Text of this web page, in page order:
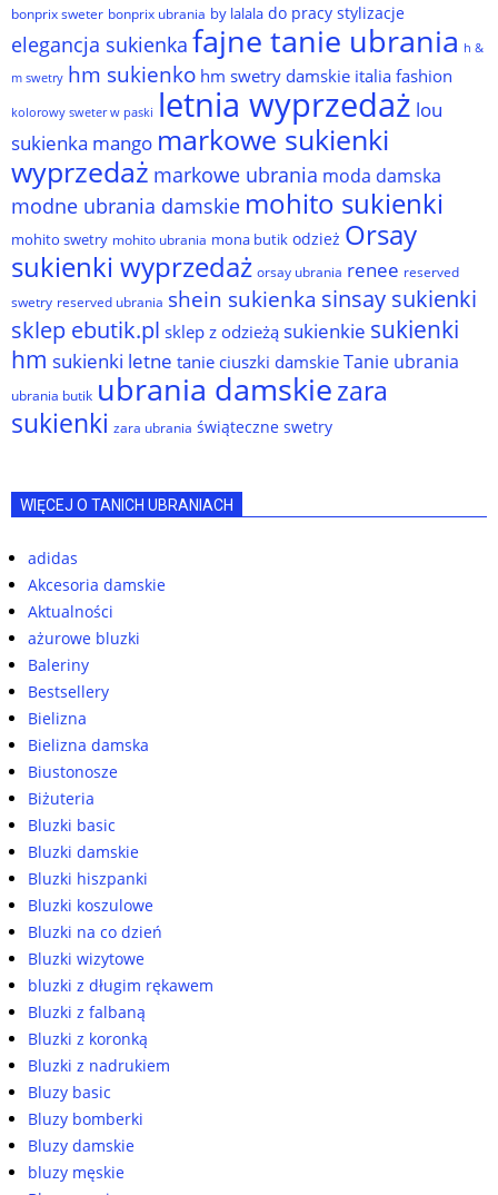
bonprix sweter bonprix ubrania by lalala do pracy stylizacje
elegancja sukienka fajne tanie ubrania h &
m swetry hm sukienko hm swetry damskie italia fashion
kolorowy sweter w paski letnia wyprzedaż lou
sukienka mango markowe sukienki
wyprzedaż markowe ubrania moda damska
modne ubrania damskie mohito sukienki
mohito swetry mohito ubrania mona butik odzież Orsay
sukienki wyprzedaż orsay ubrania renee reserved
swetry reserved ubrania shein sukienka sinsay sukienki
sklep ebutik.pl sklep z odzieżą sukienkie sukienki
hm sukienki letne tanie ciuszki damskie Tanie ubrania
ubrania butik ubrania damskiezara
sukienki zara ubrania świąteczne swetry
WIĘCEJ O TANICH UBRANIACH
adidas
Akcesoria damskie
Aktualności
ażurowe bluzki
Baleriny
Bestsellery
Bielizna
Bielizna damska
Biustonosze
Biżuteria
Bluzki basic
Bluzki damskie
Bluzki hiszpanki
Bluzki koszulowe
Bluzki na co dzień
Bluzki wizytowe
bluzki z długim rękawem
Bluzki z falbaną
Bluzki z koronką
Bluzki z nadrukiem
Bluzy basic
Bluzy bomberki
Bluzy damskie
bluzy męskie